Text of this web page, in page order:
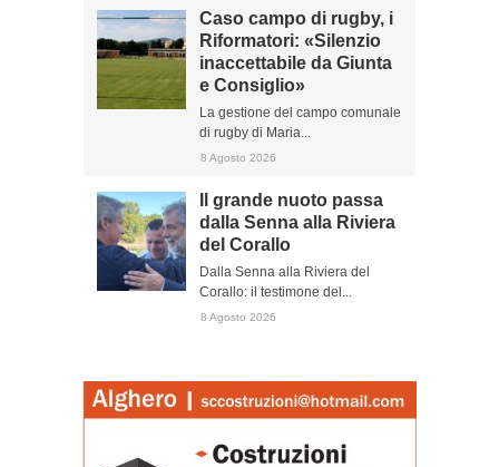
Caso campo di rugby, i
Riformatori: «Silenzio
inaccettabile da Giunta
e Consiglio»
La gestione del campo comunale
di rugby di Maria...
8 Agosto 2026
Il grande nuoto passa
dalla Senna alla Riviera
del Corallo
Dalla Senna alla Riviera del
Corallo: il testimone del...
8 Agosto 2026